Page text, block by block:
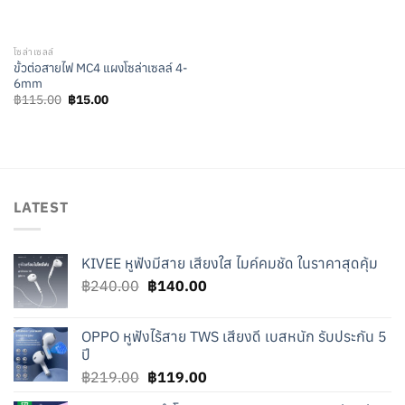
โซล่าเซลล์
ขั้วต่อสายไฟ MC4 แผงโซล่าเซลล์ 4-
6mm
฿115.00 Original
price
฿15.00Current
LATEST
KIVEE หูฟังมีสาย เสียงใส ไมค์คมชัด ในราคาสุดคุ้ม
฿240.00 Original
฿240.00.
฿140.00Current
฿140.00.
OPPO หูฟังไร้สาย TWS เสียงดี เบสหนัก รับประกัน 5
ปี
฿219.00 Original
฿119.00Current